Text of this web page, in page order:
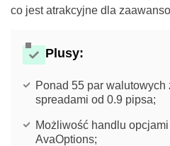
co jest atrakcyjne dla
Plusy:
Ponad 55 par walutowych
spreadami od 0.9 pipsa;
Możliwość handlu
AvaOptions;